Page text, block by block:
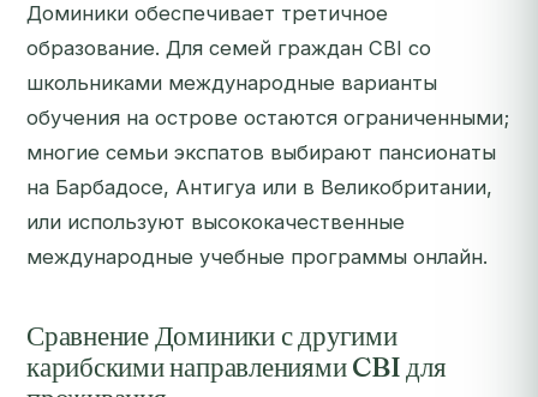
Доминики обеспечивает третичное
образование. Для семей граждан CBI со
школьниками международные варианты
обучения на острове остаются ограниченными;
многие семьи экспатов выбирают пансионаты
на Барбадосе, Антигуа или в Великобритании,
или используют высококачественные
международные учебные программы онлайн.
Сравнение Доминики с другими
карибскими направлениями CBI для